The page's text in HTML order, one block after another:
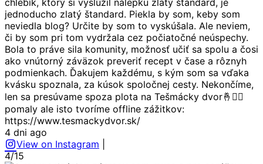
chlebík, ktorý si vyslúžil nálepku zlatý štandard, je
jednoducho zlatý štandard. Piekla by som, keby som
neviedla blog? Určite by som to vyskúšala. Ale neviem,
či by som pri tom vydržala cez počiatočné neúspechy.
Bola to práve sila komunity, možnosť učiť sa spolu a čosi
ako vnútorný záväzok preveriť recept v čase a rôznyh
podmienkach. Ďakujem každému, s kým som sa vďaka
kvásku spoznala, za kúsok spoločnej cesty. Nekončíme,
len sa presúvame spoza plota na Tešmácky dvor🤞🙋‍♀️
pomaly ale isto tvoríme offline zážitkov:
https://www.tesmackydvor.sk/
4 dni ago
View on Instagram
4/15